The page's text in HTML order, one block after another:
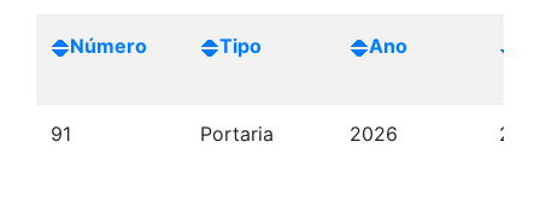
Número Tipo Ano
91 Portaria 2026 22/